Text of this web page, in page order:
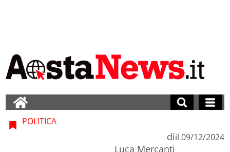
POLITICA
di
Luca Mercanti
il 09/12/2024